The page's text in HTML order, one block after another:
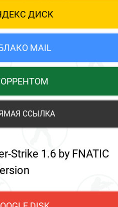
ДИСК
MAIL
ССЫЛКА
Strike 1.6 by FNATIC